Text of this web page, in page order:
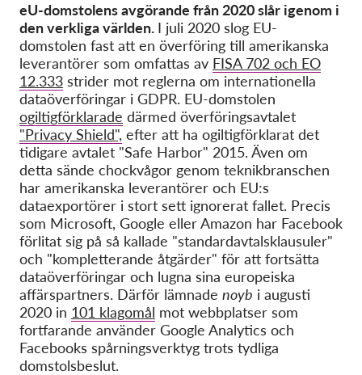
eU-domstolens avgörande från 2020 slår igenom i
den verkliga världen. I juli 2020 slog EU-
domstolen fast att en överföring till amerikanska
leverantörer som omfattas av FISA 702 och EO
12.333 strider mot reglerna om internationella
dataöverföringar i GDPR. EU-domstolen
ogiltigförklarade därmed överföringsavtalet
"Privacy Shield", efter att ha ogiltigförklarat det
tidigare avtalet "Safe Harbor" 2015. Även om
detta sände chockvågor genom teknikbranschen
har amerikanska leverantörer och EU:s
dataexportörer i stort sett ignorerat fallet. Precis
som Microsoft, Google eller Amazon har Facebook
förlitat sig på så kallade "standardavtalsklausuler"
och "kompletterande åtgärder" för att fortsätta
dataöverföringar och lugna sina europeiska
affärspartners. Därför lämnade noyb i augusti
2020 in 101 klagomål mot webbplatser som
fortfarande använder Google Analytics och
Facebooks spårningsverktyg trots tydliga
domstolsbeslut.